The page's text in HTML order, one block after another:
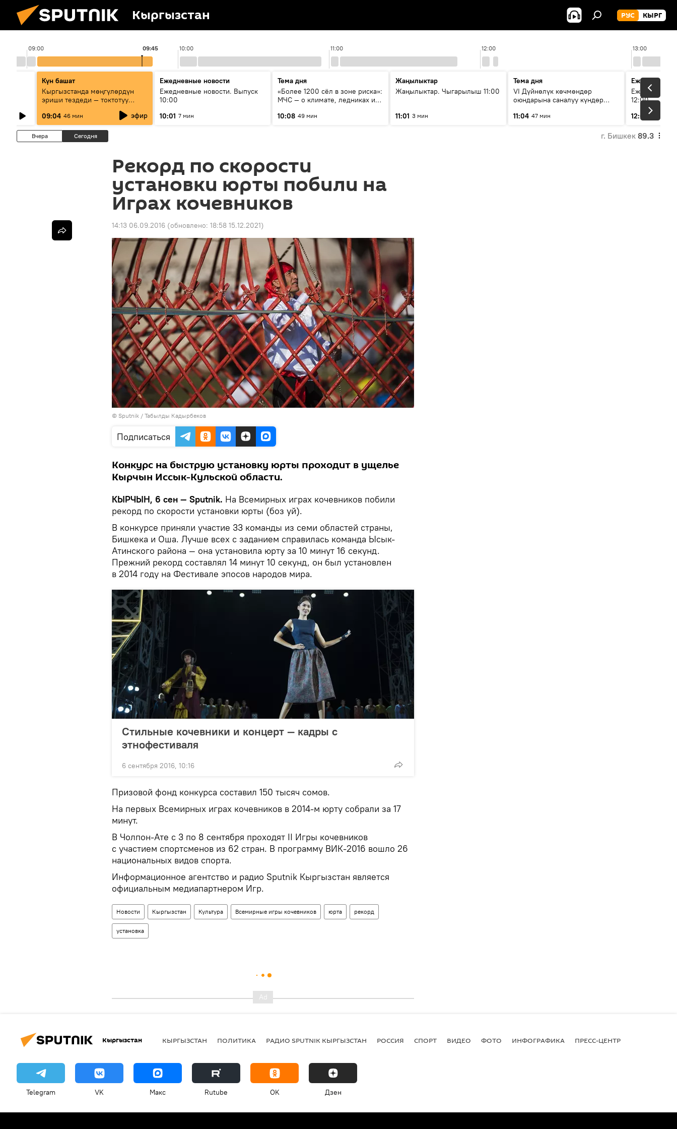
Кыргызстан РУС КЫРГ
09:00 10:00 11:00 12:00 13:00
09:45
Күн башат
Кыргызстанда мөңгүлөрдүн
эриши тездеди — токтотуу
09:04 46 мин эфир
Ежедневные новости
Ежедневные новости. Выпуск
10:00
10:01 7 мин
Тема дня
«Более 1200 сёл в зоне риска»:
МЧС — о климате, ледниках и
населения
10:08 49 мин
Жаңылыктар
Жаңылыктар. Чыгарылыш 11:00
11:01 3 мин
Тема дня
VI Дүйнөлүк көчмөндөр
оюндарына саналуу күндөр
этапка жетти?
11:04 47 мин
Ежедневные
Ежедневные
12:00
12:01
3 мин
Вчера Сегодня г. Бишкек 89.3
Рекорд по скорости
установки юрты побили на
Играх кочевников
14:13 06.09.2016 (обновлено: 18:58 15.12.2021)
© Sputnik / Табылды Кадырбеков
Подписаться
Конкурс на быструю установку юрты проходит в ущелье
Кырчын Иссык-Кульской области.
КЫРЧЫН, 6 сен — Sputnik. На Всемирных играх кочевников побили
рекорд по скорости установки юрты (боз уй).
В конкурсе приняли участие 33 команды из семи областей страны,
Бишкека и Оша. Лучше всех с заданием справилась команда Ысык-
Атинского района — она установила юрту за 10 минут 16 секунд.
Прежний рекорд составлял 14 минут 10 секунд, он был установлен
в 2014 году на Фестивале эпосов народов мира.
Стильные кочевники и концерт — кадры с
этнофестиваля
6 сентября 2016, 10:16
Призовой фонд конкурса составил 150 тысяч сомов.
На первых Всемирных играх кочевников в 2014-м юрту собрали за 17
минут.
В Чолпон-Ате с 3 по 8 сентября проходят II Игры кочевников
с участием спортсменов из 62 стран. В программу ВИК-2016 вошло 26
национальных видов спорта.
Информационное агентство и радио Sputnik Кыргызстан является
официальным медиапартнером Игр.
Новости Кыргызстан Культура Всемирные игры кочевников юрта рекорд
установка
Кыргызстан КЫРГЫЗСТАН ПОЛИТИКА РАДИО SPUTNIK КЫРГЫЗСТАН РОССИЯ СПОРТ ВИДЕО ФОТО ИНФОГРАФИКА ПРЕСС-ЦЕНТР
Telegram VK Макс Rutube OK Дзен